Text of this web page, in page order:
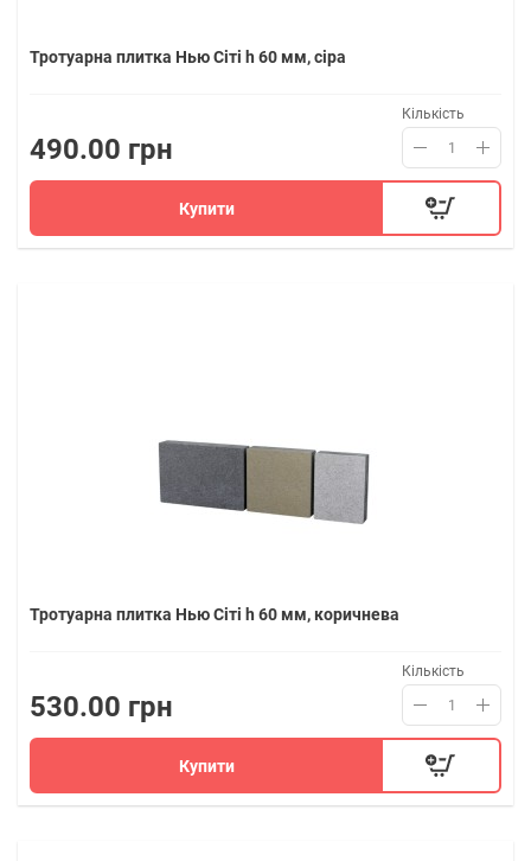
Тротуарна плитка Нью Сіті h 60 мм, сіра
490.00 грн
Кількість
Купити
Тротуарна плитка Нью Сіті h 60 мм, коричнева
530.00 грн
Кількість
Купити